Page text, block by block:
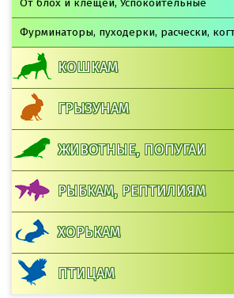
Фурминаторы, пуходерки, расчески,
КОШКАМ
ГРЫЗУНАМ
ЖИВОТНЫЕ, ПОПУГАИ
РЫБКАМ, РЕПТИЛИЯМ
ХОРЬКАМ
ПТИЦАМ